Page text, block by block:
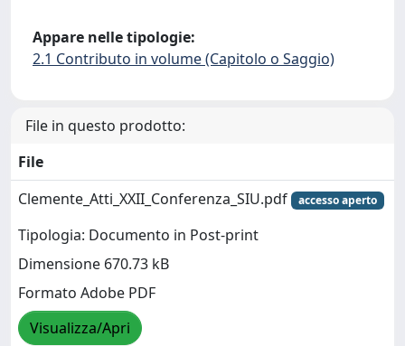
Appare nelle tipologie:
2.1 Contributo in volume (Capitolo o Saggio)
File in questo prodotto:
File
Clemente_Atti_XXII_Conferenza_SIU.pdf
accesso aperto
Tipologia: Documento in Post-print
Dimensione 670.73 kB
Formato Adobe PDF
Visualizza/Apri